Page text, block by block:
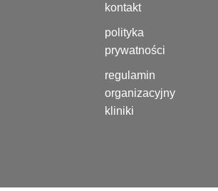
kontakt
polityka
prywatności
regulamin
organizacyjny
kliniki